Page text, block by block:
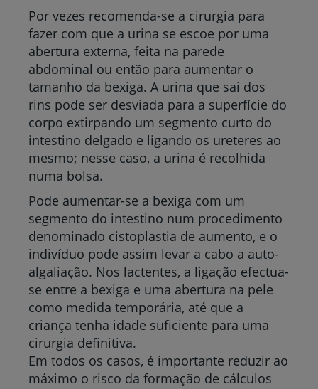
Por vezes recomenda-se a cirurgia para
fazer com que a urina se escoe por uma
abertura externa, feita na parede
abdominal ou então para aumentar o
tamanho da bexiga. A urina que sai dos
rins pode ser desviada para a superfície do
corpo extirpando um segmento curto do
intestino delgado e ligando os ureteres ao
mesmo; nesse caso, a urina é recolhida
numa bolsa.
Pode aumentar-se a bexiga com um
segmento do intestino num procedimento
denominado cistoplastia de aumento, e o
indivíduo pode assim levar a cabo a auto-
algaliação. Nos lactentes, a ligação efectua-
se entre a bexiga e uma abertura na pele
como medida temporária, até que a
criança tenha idade suficiente para uma
cirurgia definitiva.
Em todos os casos, é importante reduzir ao
máximo o risco da formação de cálculos